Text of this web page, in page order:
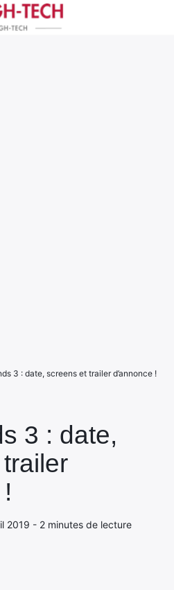
3 : date,
2019 - 2 minutes de lecture
3 : date, screens et trailer d’annonce !